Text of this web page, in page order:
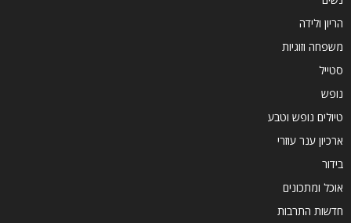
הריון ולידה
משפחה וזוגיות
סטייל
נופש
טיולים נופש וטבע
ארכיון ענר עוזרי
בידור
אוכל ומתכונים
חדשות התרבות